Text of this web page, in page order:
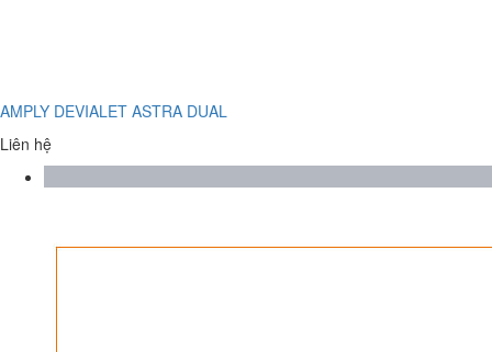
AMPLY DEVIALET ASTRA DUAL
Liên hệ